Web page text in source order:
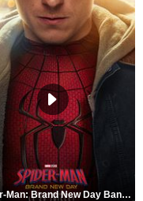
Spider-Man: Brand New Day Bande-annonce VO STFR